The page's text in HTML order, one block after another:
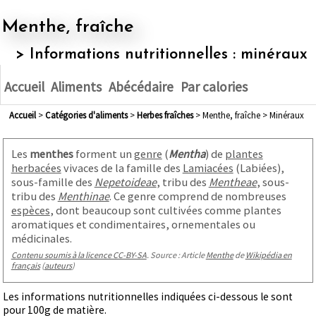
Menthe, fraîche
> Informations nutritionnelles : minéraux
Accueil Aliments Abécédaire Par calories
Accueil> Catégories d'aliments> herbes fraîches> Menthe, fraîche > Minéraux
Les menthesforment un genre (Mentha) de plantes
herbacées vivaces de la famille des Lamiacées (Labiées),
sous-famille des Nepetoideae, tribu des Mentheae, sous-
tribu des Menthinae. Ce genre comprend de nombreuses
espèces, dont beaucoup sont cultivées comme plantes
aromatiques et condimentaires, ornementales ou
médicinales.
Contenu soumis à la licence CC-BY-SA. Source : ArticleMenthede Wikipédia en
français(auteurs)
Les informations nutritionnelles indiquées ci-dessous le sont
pour 100g de matière.